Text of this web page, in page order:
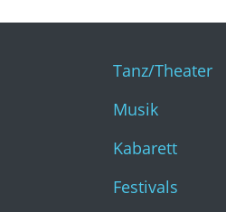
Festivals
Für Euch!
Tanz/Theater
Musik
Kabarett
Festivals